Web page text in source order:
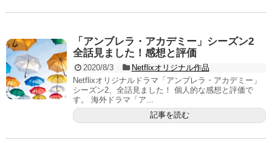
「アンブレラ・アカデミー」シーズン2
全話見ました！感想と評価
2020/8/3
Netflixオリジナル作品
Netflixオリジナルドラマ「アンブレラ・アカデミー」
シーズン2、全話見ました！ 個人的な感想と評価で
す。 海外ドラマ「ア...
記事を読む